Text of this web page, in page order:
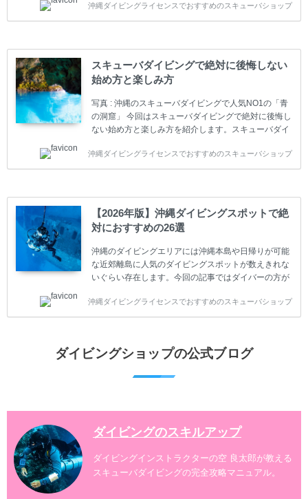
す。 ダイビングのライセンスカードはダイビングの教
育機関もしくは指導団体が発行しています。教育機関
動をしています。 ダイビングライセンスの種類はエン
トリーレベルのライセンスからプロレベルのライセン
スまでランク分けされています。各教育機関(指導団
体)によってライセンスカードの名称、トレーニング内
容に違いがありま...
沖縄ダイビングライセンスでおすすめのスキューバショップ
スキューバダイビングで絶対に後悔しない
始め方と楽しみ方
写真 : 沖縄のスキューバダイビングで人気NO1の「青
の洞窟」 今回はスキューバダイビングで絶対に後悔し
ない始め方と楽しみ方を紹介します。スキューバダイ
やまだ始めて間もない初心者の方に必見の内容です。
スキューバダイビングの始め方と楽しみ方について学
ダイビングが台無しになり後悔することになってしま
うかもしれません。 又、スキューバダイビングは事故
のリスクがあるスポーツでもあります。もしかしたら
危険な思いをしてしまうかもしれません。 今回は現地
ダイビング...
沖縄ダイビングライセンスでおすすめのスキューバショップ
【2026年版】沖縄ダイビングスポットで絶
対におすすめの26選
沖縄のダイビングエリアには沖縄本島や日帰りが可能
な近郊離島に人気のダイビングスポットが数えきれな
いぐらい存在します。今回の記事ではダイバーの方が
グスポットを紹介します。 当スクールは、沖縄本島で
は北谷町、嘉手納町、読谷村、恩納村、名護市、本部
案内しております。 ダイビングライセンスをお持ちの
沖縄ダイビングライセンスでおすすめのスキューバショップ
ダイビングショップの公式ブログ
ダイビングのスキルアップ
ダイビングインストラクターの空 良太郎が教える
スキューバダイビングの完全攻略マニュアル。